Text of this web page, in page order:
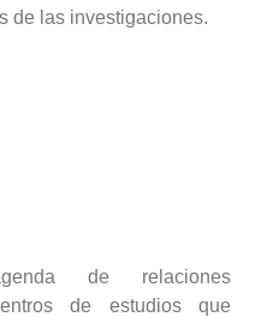
de las investigaciones.
de relaciones
de estudios que